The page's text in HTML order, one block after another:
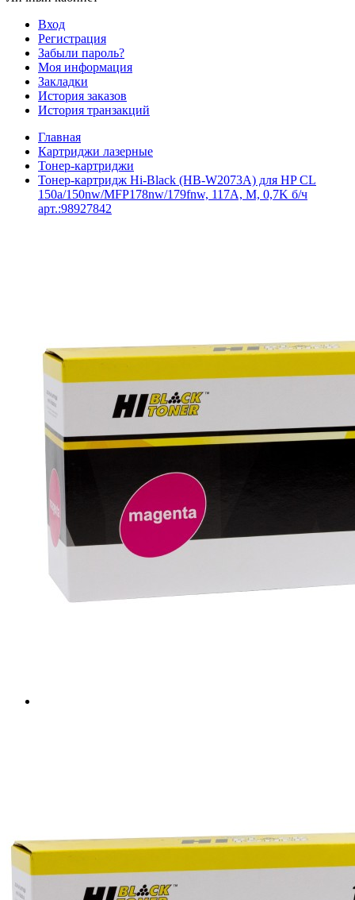
Вход
Регистрация
Забыли пароль?
Моя информация
Закладки
История заказов
История транзакций
Главная
Картриджи лазерные
Тонер-картриджи
Тонер-картридж Hi-Black (HB-W2073A) для HP CL
150a/150nw/MFP178nw/179fnw, 117A, M, 0,7K б/ч
арт.:98927842